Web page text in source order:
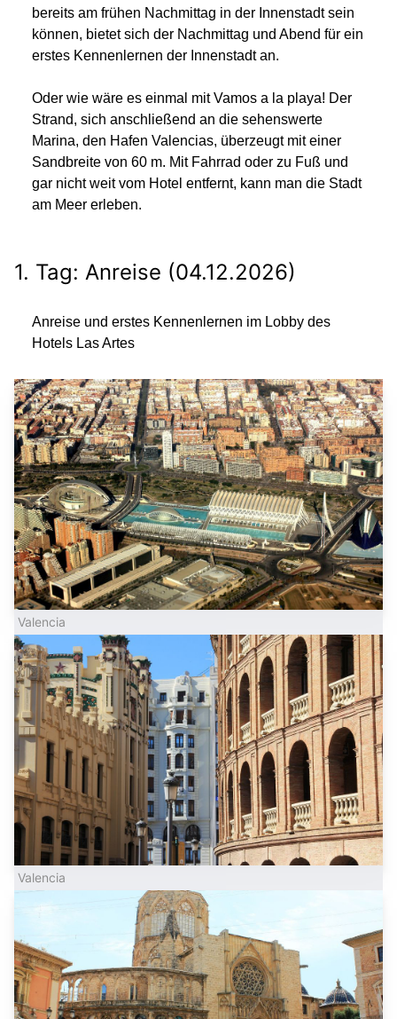
bereits am frühen Nachmittag in der Innenstadt sein
können, bietet sich der Nachmittag und Abend für ein
erstes Kennenlernen der Innenstadt an.
Oder wie wäre es einmal mit Vamos a la playa! Der
Strand, sich anschließend an die sehenswerte
Marina, den Hafen Valencias, überzeugt mit einer
Sandbreite von 60 m. Mit Fahrrad oder zu Fuß und
gar nicht weit vom Hotel entfernt, kann man die Stadt
am Meer erleben.
1. Tag: Anreise (04.12.2026)
Anreise und erstes Kennenlernen im Lobby des
Hotels Las Artes
Valencia
Valencia